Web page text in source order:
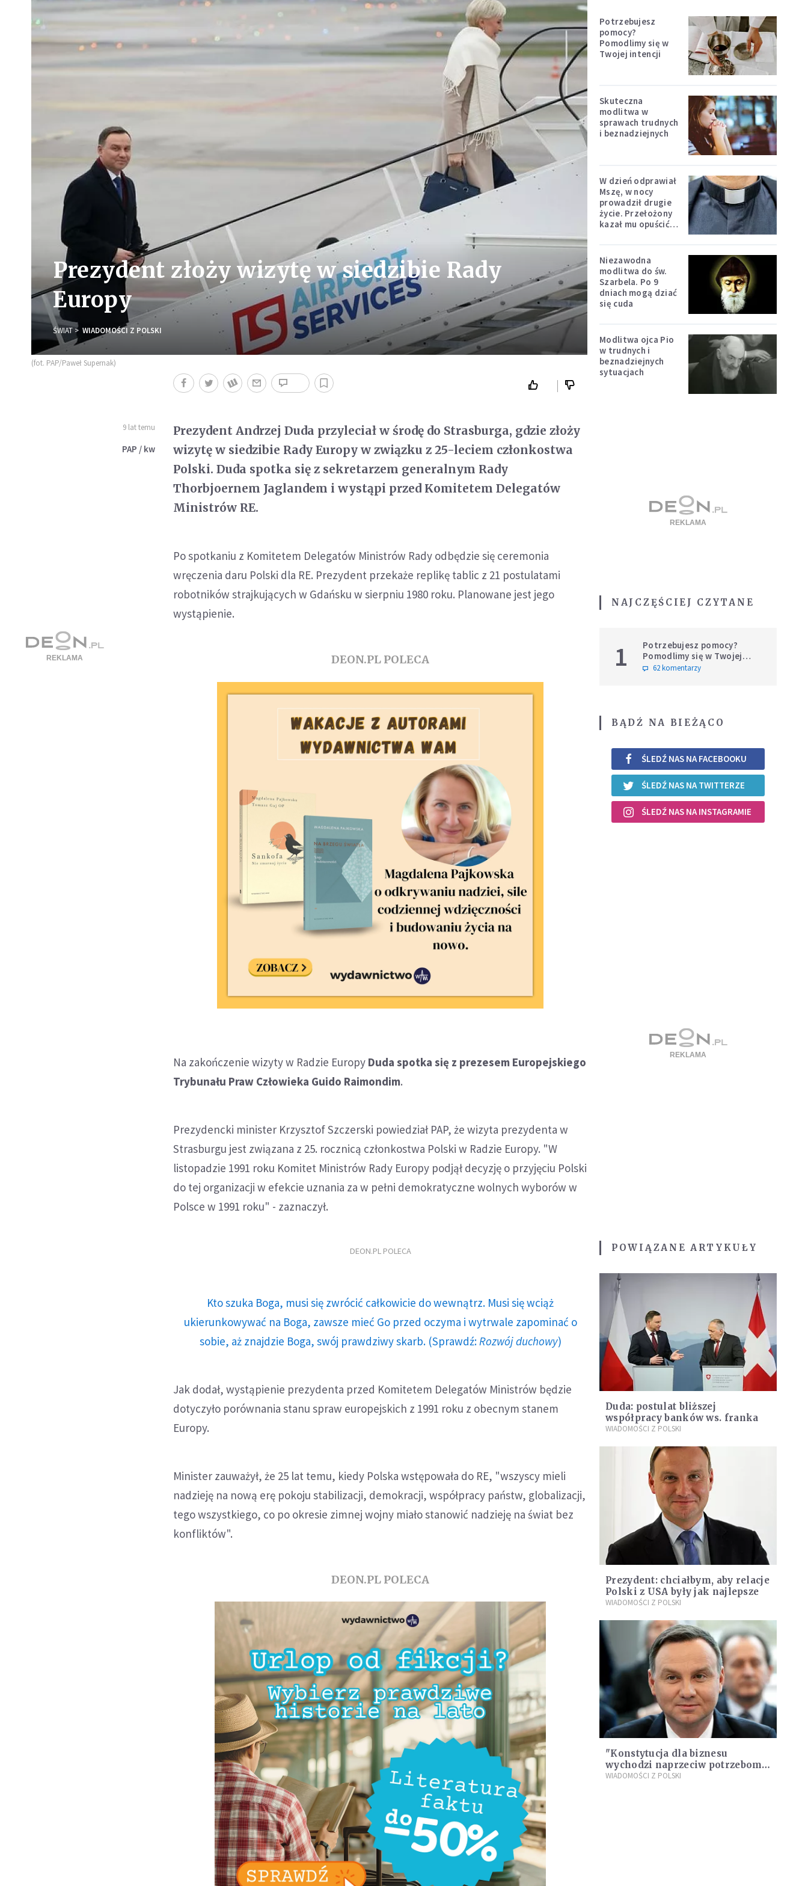
Prezydent złoży wizytę w siedzibie Rady
Europy
ŚWIAT WIADOMOŚCI Z POLSKI
(fot. PAP/Paweł Supernak)
9 lat temu
PAP / kw
Prezydent Andrzej Duda przyleciał w środę do Strasburga, gdzie złoży
wizytę w siedzibie Rady Europy w związku z 25-leciem członkostwa
Polski. Duda spotka się z sekretarzem generalnym Rady
Thorbjoernem Jaglandem i wystąpi przed Komitetem Delegatów
Ministrów RE.
Po spotkaniu z Komitetem Delegatów Ministrów Rady odbędzie się ceremonia
wręczenia daru Polski dla RE. Prezydent przekaże replikę tablic z 21 postulatami
robotników strajkujących w Gdańsku w sierpniu 1980 roku. Planowane jest jego
wystąpienie.
DEON.PL POLECA
Na zakończenie wizyty w Radzie Europy Duda spotka się z prezesem Europejskiego
Trybunału Praw Człowieka Guido Raimondim.
Prezydencki minister Krzysztof Szczerski powiedział PAP, że wizyta prezydenta w
Strasburgu jest związana z 25. rocznicą członkostwa Polski w Radzie Europy. "W
listopadzie 1991 roku Komitet Ministrów Rady Europy podjął decyzję o przyjęciu Polski
do tej organizacji w efekcie uznania za w pełni demokratyczne wolnych wyborów w
Polsce w 1991 roku" - zaznaczył.
DEON.PL POLECA
Kto szuka Boga, musi się zwrócić całkowicie do wewnątrz. Musi się wciąż
ukierunkowywać na Boga, zawsze mieć Go przed oczyma i wytrwale zapominać o
sobie, aż znajdzie Boga, swój prawdziwy skarb. (Sprawdź: Rozwój duchowy)
Jak dodał, wystąpienie prezydenta przed Komitetem Delegatów Ministrów będzie
dotyczyło porównania stanu spraw europejskich z 1991 roku z obecnym stanem
Europy.
Minister zauważył, że 25 lat temu, kiedy Polska wstępowała do RE, "wszyscy mieli
nadzieję na nową erę pokoju stabilizacji, demokracji, współpracy państw, globalizacji,
tego wszystkiego, co po okresie zimnej wojny miało stanowić nadzieję na świat bez
konfliktów".
DEON.PL POLECA
Potrzebujesz
pomocy?
Pomodlimy się w
Twojej intencji
Skuteczna
modlitwa w
sprawach trudnych
i beznadziejnych
W dzień odprawiał
Mszę, w nocy
prowadził drugie
życie. Przełożony
kazał mu opuścić
Niezawodna
modlitwa do św.
Szarbela. Po 9
dniach mogą dziać
się cuda
Modlitwa ojca Pio
w trudnych i
beznadziejnych
sytuacjach
NAJCZĘŚCIEJ CZYTANE
1
Potrzebujesz pomocy?
Pomodlimy się w Twojej
intencji
62 komentarzy
BĄDŹ NA BIEŻĄCO
ŚLEDŹ NAS NA FACEBOOKU
ŚLEDŹ NAS NA TWITTERZE
ŚLEDŹ NAS NA INSTAGRAMIE
POWIĄZANE ARTYKUŁY
Duda: postulat bliższej
współpracy banków ws. franka
WIADOMOŚCI Z POLSKI
Prezydent: chciałbym, aby relacje
Polski z USA były jak najlepsze
WIADOMOŚCI Z POLSKI
"Konstytucja dla biznesu
wychodzi naprzeciw potrzebom
przedsiębiorców"
WIADOMOŚCI Z POLSKI